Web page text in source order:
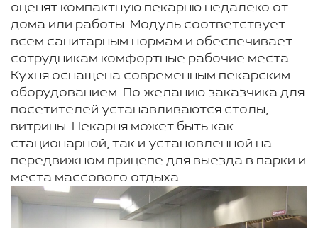
оценят компактную пекарню недалеко от
дома или работы. Модуль соответствует
всем санитарным нормам и обеспечивает
сотрудникам комфортные рабочие места.
Кухня оснащена современным пекарским
оборудованием. По желанию заказчика для
посетителей устанавливаются столы,
витрины. Пекарня может быть как
стационарной, так и установленной на
передвижном прицепе для выезда в парки и
места массового отдыха.